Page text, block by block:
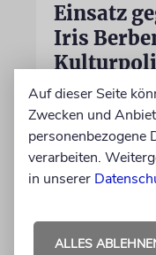
Einsatz
Iris
Die
Kamera,
ehrenamtlich.
diese Leistung
Laudator
Auf dieser Seite
Zwecken und
personenbezogene
verarbeiten.
in unserer
ALLES